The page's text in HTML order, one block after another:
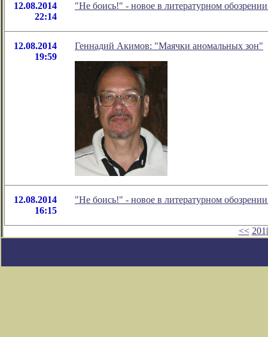
12.08.2014
22:14
"Не боись!" - новое в литературном
12.08.2014
19:59
Геннадий Акимов: "Маячки аномальных зон"
12.08.2014
16:15
"Не боись!" - новое в литературном
<< 201 |